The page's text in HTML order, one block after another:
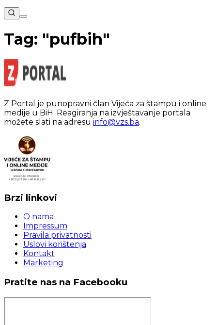
Tag: "pufbih"
Z Portal je punopravni član Vijeća za štampu i online
medije u BiH. Reagiranja na izvještavanje portala
možete slati na adresu info@vzs.ba.
Brzi linkovi
O nama
Impressum
Pravila privatnosti
Uslovi korištenja
Kontakt
Marketing
Pratite nas na Facebooku